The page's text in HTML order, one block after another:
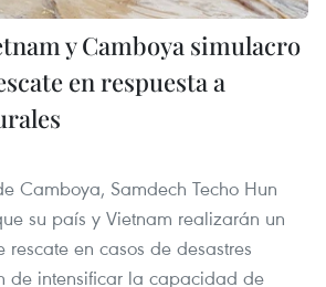
y Camboya simulacro
en respuesta a
Camboya, Samdech Techo Hun
su país y Vietnam realizarán un
rescate en casos de desastres
de intensificar la capacidad de